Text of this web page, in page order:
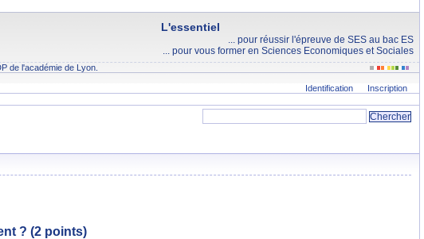
L'essentiel
... pour réussir l'épreuve de SES au bac ES
... pour vous former en Sciences Economiques et Sociales
de l'académie de Lyon.
Identification Inscription
? (2 points)